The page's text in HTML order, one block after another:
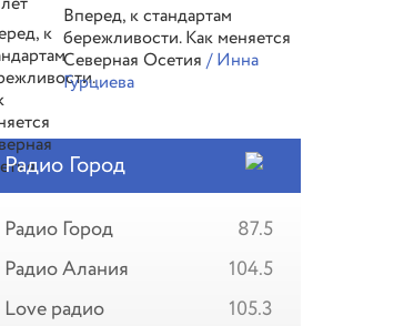
Вперед, к стандартам
бережливости. Как меняется
Северная Осетия/ Инна
Гурциева
Радио Город
Радио Город
87.5
Радио Алания
104.5
Love радио
105.3